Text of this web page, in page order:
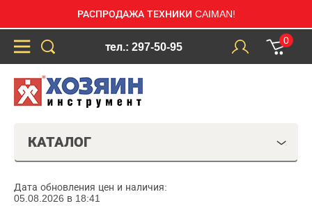
РАСПРОДАЖА ТЕХНИКИ CAIMAN!
тел.: 297-50-95
0
КАТАЛОГ
Дата обновления цен и наличия:
05.08.2026 в 18:41